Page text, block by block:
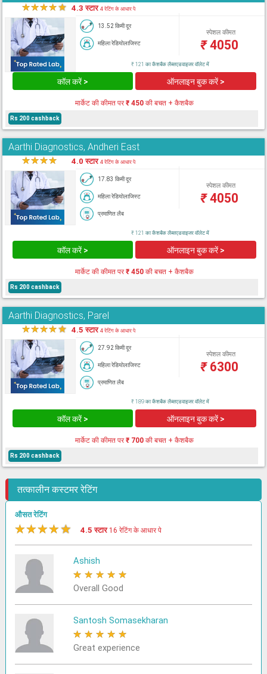
★★★★★ 4.3 स्टार4 रेटिंग के आधार पे
13.52 किमी दूर
महिला रेडियोलाजिस्ट
स्पेशल कीमत
₹4050
₹ 121 का कैशबैक लैब्सएडवाइजर वॉलेट में
कॉल करें > ऑनलाइन बुक करें >
मार्केट की कीमत पर₹ 450की बचत + कैशबैक
Rs 200 cashback
Aarthi Diagnostics, Andheri East
★★★★ 4.0 स्टार4 रेटिंग के आधार पे
17.83 किमी दूर
महिला रेडियोलाजिस्ट
प्रमाणित लैब
स्पेशल कीमत
₹4050
₹ 121 का कैशबैक लैब्सएडवाइजर वॉलेट में
कॉल करें > ऑनलाइन बुक करें >
मार्केट की कीमत पर₹ 450की बचत + कैशबैक
Rs 200 cashback
Aarthi Diagnostics, Parel
★★★★★ 4.5 स्टार4 रेटिंग के आधार पे
27.92 किमी दूर
महिला रेडियोलाजिस्ट
प्रमाणित लैब
स्पेशल कीमत
₹6300
₹ 189 का कैशबैक लैब्सएडवाइजर वॉलेट में
कॉल करें > ऑनलाइन बुक करें >
मार्केट की कीमत पर₹ 700की बचत + कैशबैक
Rs 200 cashback
तत्कालीन कस्टमर रेटिंग
औसत रेटिंग
★★★★★ 4.5 स्टार 16 रेटिंग के आधार पे
Ashish
★ ★ ★ ★ ★
Overall Good
Santosh Somasekharan
★ ★ ★ ★ ★
Great experience